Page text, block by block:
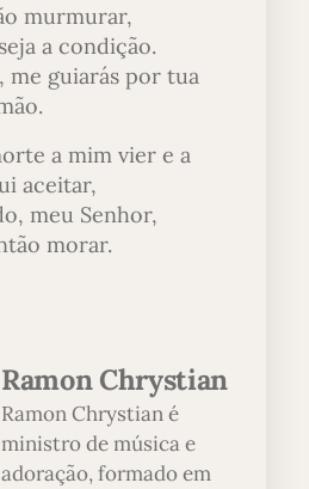
murmurar,
a condição.
me guiarás por tua
a mim vier e a
aceitar,
meu Senhor,
morar.
Ramon Chrystian
Ramon Chrystian é
ministro de música e
adoração, formado em